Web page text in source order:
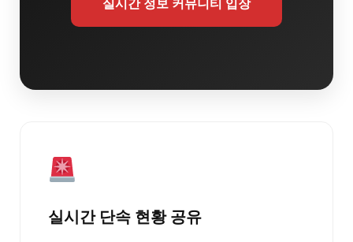
실시간 정보 커뮤니티 입장
실시간 단속 현황 공유